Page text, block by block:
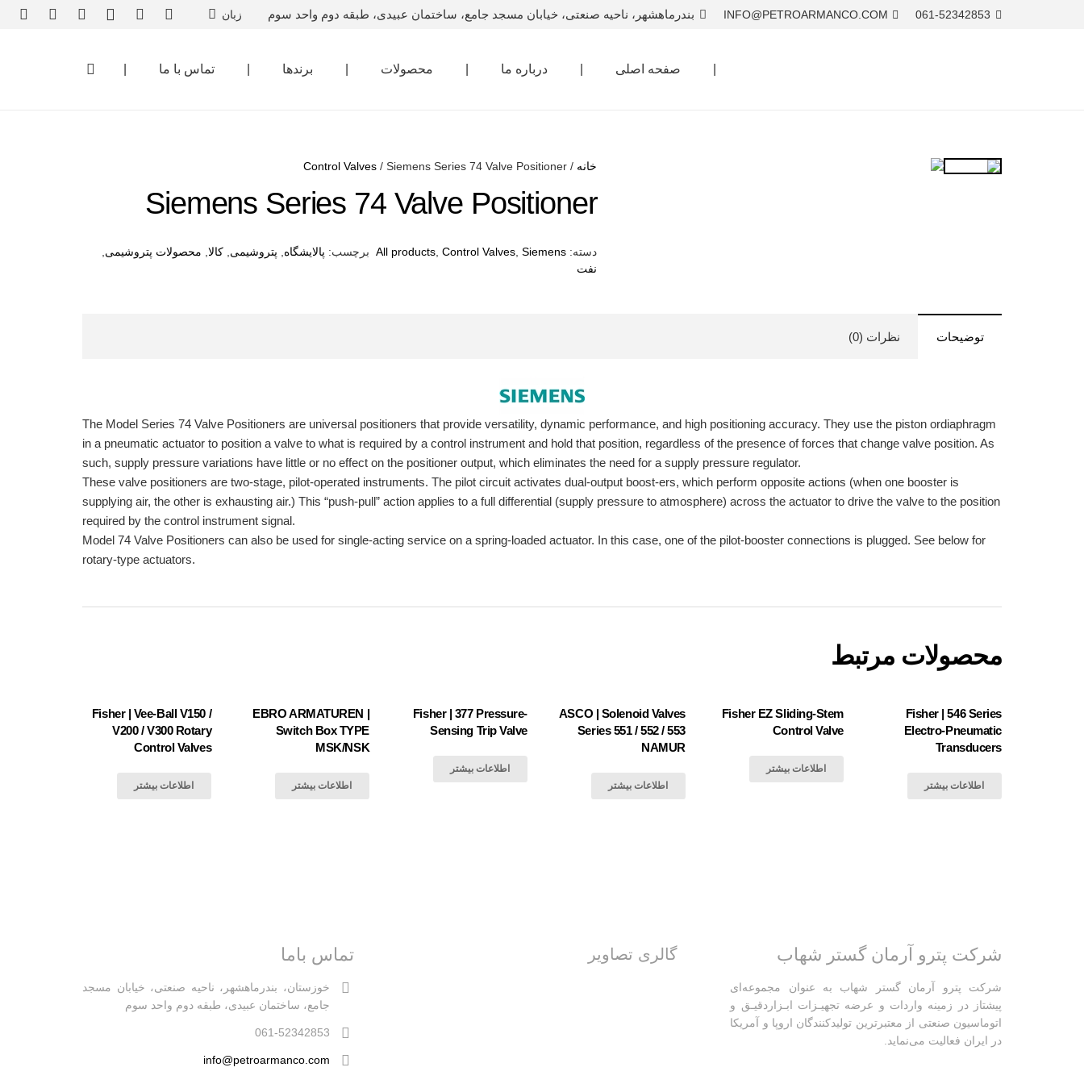
061-52342853
INFO@PETROARMANCO.COM بندرماهشهر، ناحیه صنعتی، خیابان مسجد جامع، ساختمان عبیدی، طبقه دوم واحد سوم زبان
صفحه اصلی درباره ما محصولات برندها تماس با ما
خانه /
Control Valves / Siemens Series 74 Valve Positioner
Siemens Series 74 Valve Positioner
دسته: All products ,Control Valves ,Siemens برچسب: پالایشگاه پتروشیمی ,کالا محصولات پتروشیمی
نفت
توضیحات نظرات (0)
The Model Series 74 Valve Positioners are universal positioners that provide versatility, dynamic performance, and high positioning accuracy. They use the piston ordiaphragm
in a pneumatic actuator to position a valve to what is required by a control instrument and hold that position, regardless of the presence of forces that change valve position. As
such, supply pressure variations have little or no effect on the positioner output, which eliminates the need for a supply pressure regulator.
These valve positioners are two-stage, pilot-operated instruments. The pilot circuit activates dual-output boost-ers, which perform opposite actions (when one booster is
supplying air, the other is exhausting air.) This “push-pull” action applies to a full differential (supply pressure to atmosphere) across the actuator to drive the valve to the position
required by the control instrument signal.
Model 74 Valve Positioners can also be used for single-acting service on a spring-loaded actuator. In this case, one of the pilot-booster connections is plugged. See below for
rotary-type actuators.
محصولات مرتبط
Fisher | 546 Series
Electro-Pneumatic
Transducers
اطلاعات بیشتر
Fisher EZ Sliding-Stem
Control Valve
اطلاعات بیشتر
ASCO | Solenoid Valves
Series 551 / 552 / 553
NAMUR
اطلاعات بیشتر
Fisher | 377 Pressure-
Sensing Trip Valve
اطلاعات بیشتر
EBRO ARMATUREN |
Switch Box TYPE
MSK/NSK
اطلاعات بیشتر
Fisher | Vee-Ball V150 /
V200 / V300 Rotary
Control Valves
اطلاعات بیشتر
شرکت پترو آرمان گستر شهاب
شرکت پترو آرمان گستر شهاب به عنوان مجموعه‌ای
پیشتاز در زمینه واردات و عرضه تجهیـزات ابـزاردقیـق و
اتوماسیون صنعتی از معتبرترین تولیدکنندگان اروپا و آمریکا
در ایران فعالیت‌‌ می‌نماید.
گالری تصاویر تماس باما
خوزستان، بندرماهشهر، ناحیه صنعتی، خیابان مسجد
جامع، ساختمان عبیدی، طبقه دوم واحد سوم
061-52342853
info@petroarmanco.com